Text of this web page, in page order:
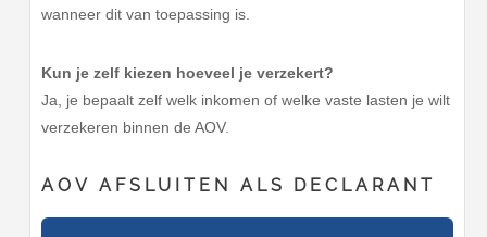
wanneer dit van toepassing is.
Kun je zelf kiezen hoeveel je verzekert?
Ja, je bepaalt zelf welk inkomen of welke vaste lasten je wilt
verzekeren binnen de AOV.
AOV AFSLUITEN ALS DECLARANT